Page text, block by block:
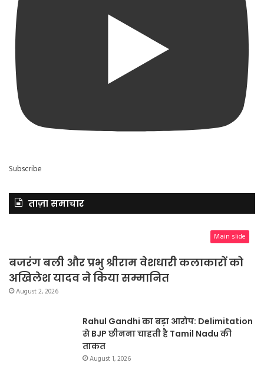
Subscribe
ताज़ा समाचार
Main slide
बजरंग बली और प्रभु श्रीराम वेशधारी कलाकारों को
अखिलेश यादव ने किया सम्मानित
August 2, 2026
Rahul Gandhi का बड़ा आरोप: Delimitation
से BJP छीनना चाहती है Tamil Nadu की
ताकत
August 1, 2026